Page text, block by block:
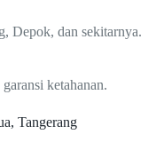
Depok, dan sekitarnya.
ketahanan.
Tangerang